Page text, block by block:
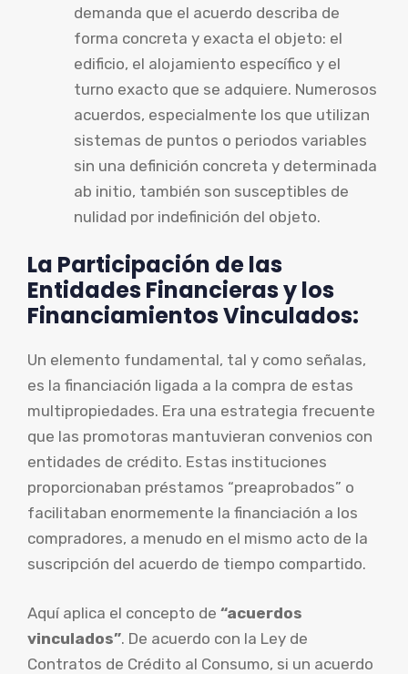
demanda que el acuerdo describa de
forma concreta y exacta el objeto: el
edificio, el alojamiento específico y el
turno exacto que se adquiere. Numerosos
acuerdos, especialmente los que utilizan
sistemas de puntos o periodos variables
sin una definición concreta y determinada
ab initio, también son susceptibles de
nulidad por indefinición del objeto.
La Participación de las
Entidades Financieras y los
Financiamientos Vinculados:
Un elemento fundamental, tal y como señalas,
es la financiación ligada a la compra de estas
multipropiedades. Era una estrategia frecuente
que las promotoras mantuvieran convenios con
entidades de crédito. Estas instituciones
proporcionaban préstamos “preaprobados” o
facilitaban enormemente la financiación a los
compradores, a menudo en el mismo acto de la
suscripción del acuerdo de tiempo compartido.
Aquí aplica el concepto de “acuerdos
vinculados”. De acuerdo con la Ley de
Contratos de Crédito al Consumo, si un acuerdo